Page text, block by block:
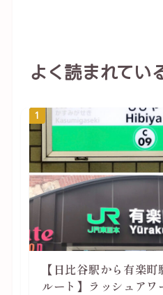
よく読まれてい
1
【日比谷駅から有楽
ルート】ラッシュアワ